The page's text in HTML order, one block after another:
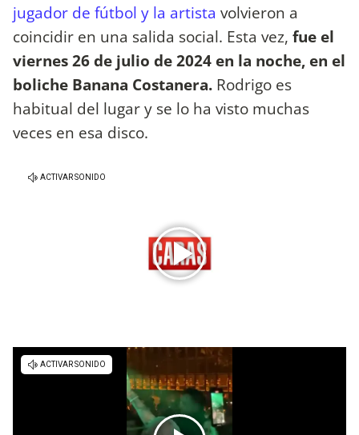
jugador de fútbol y la artista volvieron a
coincidir en una salida social. Esta vez, fue el
viernes 26 de julio de 2024 en la noche, en el
boliche Banana Costanera. Rodrigo es
habitual del lugar y se lo ha visto muchas
veces en esa disco.